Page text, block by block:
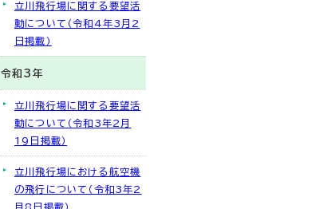
立川飛行場に関する要望活
動について（令和4年3月2
日掲載）
令和3年
立川飛行場に関する要望活
動について（令和3年2月
19日掲載）
立川飛行場における航空機
の飛行について（令和3年2
月8日掲載）